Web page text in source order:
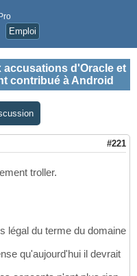
Emploi
accusations d'Oracle et
contribué à Android
#221
troller.
légal du terme du domaine
qu'aujourd'hui il devrait